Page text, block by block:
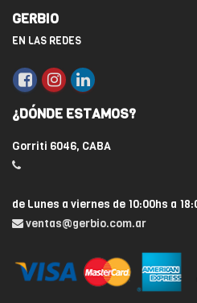
GERBIO
EN LAS REDES
¿DÓNDE ESTAMOS?
Gorriti 6046, CABA
de Lunes a viernes de 10:00hs a
ventas@gerbio.com.ar